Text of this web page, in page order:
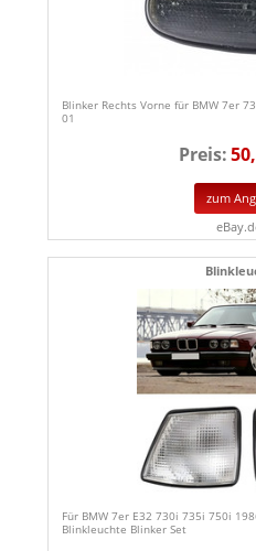
Blinker Rechts Vorne für BMW 7er
01
Preis:
zum
Für BMW 7er E32 730i 735i 750i
Blinkleuchte Blinker Set